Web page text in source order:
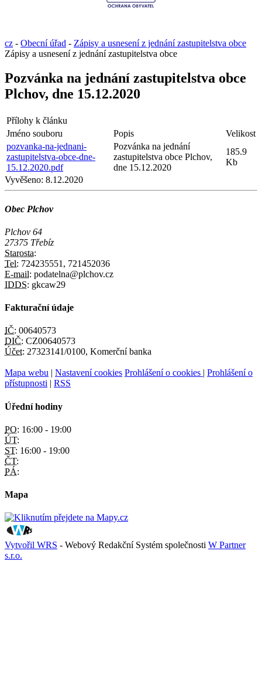
cz - Obecní úřad - Zápisy a usnesení z jednání zastupitelstva obce
Zápisy a usnesení z jednání zastupitelstva obce
Pozvánka na jednání zastupitelstva obce
Plchov, dne 15.12.2020
Přílohy k článku
Jméno souboru
Popis
Velikost
pozvanka-na-jednani-
zastupitelstva-obce-dne-
15.12.2020.pdf
Pozvánka na jednání
zastupitelstva obce Plchov,
dne 15.12.2020
185.9
Kb
Vyvěšeno: 8.12.2020
Obec Plchov
Plchov 64
27375 Třebíz
Starosta:
Tel: 724235551, 721452036
E-mail: podatelna@plchov.cz
IDDS: gkcaw29
Fakturační údaje
IČ: 00640573
DIČ: CZ00640573
Účet: 27323141/0100, Komerční banka
Mapa webu | Nastavení cookies Prohlášení o cookies | Prohlášení o
přístupnosti | RSS
Úřední hodiny
PO: 16:00 - 19:00
ÚT:
ST: 16:00 - 19:00
ČT:
PÁ:
Mapa
Vytvořil WRS - Webový Redakční Systém společnosti W Partner
s.r.o.